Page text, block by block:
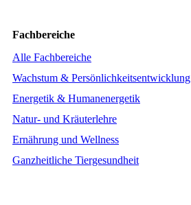
Fachbereiche
Alle Fachbereiche
Wachstum & Persönlichkeitsentwicklung
Energetik & Humanenergetik
Natur- und Kräuterlehre
Ernährung und Wellness
Ganzheitliche Tiergesundheit